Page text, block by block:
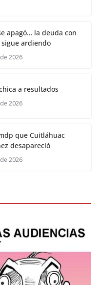
apagó… la deuda con
ardiendo
2026
a resultados
2026
que Cuitláhuac
desapareció
2026